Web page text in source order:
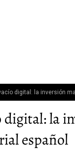
digital: la inversión
digital: la
español